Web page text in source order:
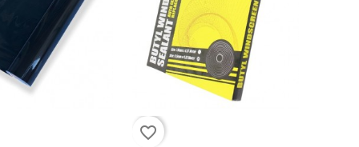
favorite_border